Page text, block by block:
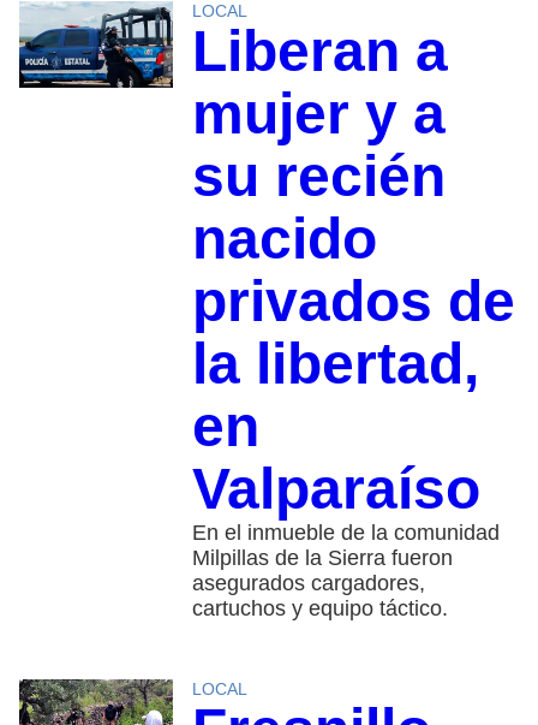
LOCAL
Liberan a
mujer y a
su recién
nacido
privados de
la libertad,
en
Valparaíso
En el inmueble de la comunidad
Milpillas de la Sierra fueron
asegurados cargadores,
cartuchos y equipo táctico.
LOCAL